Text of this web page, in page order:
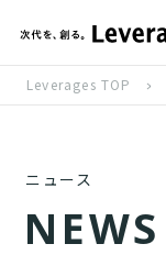
Leverages TOP
ニュース
NEWS